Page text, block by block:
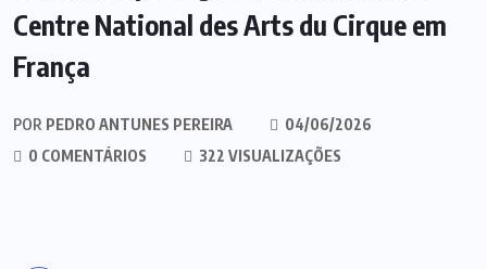
Centre National des Arts du Cirque em
França
POR PEDRO ANTUNES PEREIRA
04/06/2026
0 COMENTÁRIOS
322 VISUALIZAÇÕES